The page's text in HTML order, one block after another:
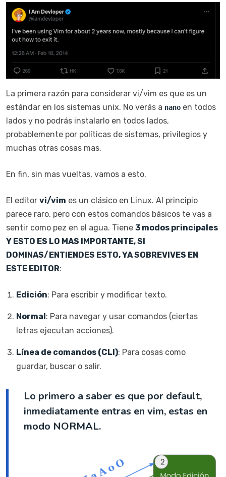
La primera razón para considerar vi/vim es que es un
estándar en los sistemas unix. No verás a nano en todos
lados y no podrás instalarlo en todos lados,
probablemente por políticas de sistemas, privilegios y
muchas otras cosas mas.
En fin, sin mas vueltas, vamos a esto.
El editor vi/vim es un clásico en Linux. Al principio
parece raro, pero con estos comandos básicos te vas a
sentir como pez en el agua. Tiene 3 modos principales
Y ESTO ES LO MAS IMPORTANTE, SI
DOMINAS/ENTIENDES ESTO, YA SOBREVIVES EN
ESTE EDITOR:
Edición: Para escribir y modificar texto.
Normal: Para navegar y usar comandos (ciertas
letras ejecutan acciones).
Línea de comandos (CLI): Para cosas como
guardar, buscar o salir.
Lo primero a saber es que por default,
inmediatamente entras en vim, estas en
modo NORMAL.